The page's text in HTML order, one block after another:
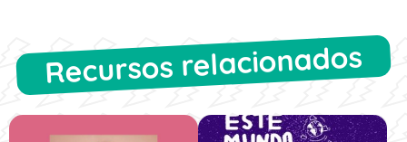
Recursos relacionados